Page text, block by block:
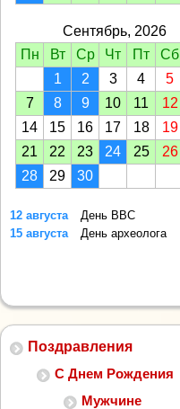
Поздравления
С Днем Рождения
Мужчине
Сентябрь, 2026
Пн
Вт Ср Чт Пт Сб
1
2 3 4 5
7
8 9 10 11 12
14
15 16 17 18 19
21
22 23 24 25 26
28
29 30
12 августа
День ВВС
15 августа
День археолога